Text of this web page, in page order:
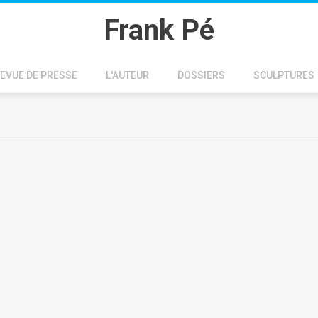
Frank Pé
DE PRESSE L'AUTEUR DOSSIERS SCULPTURES